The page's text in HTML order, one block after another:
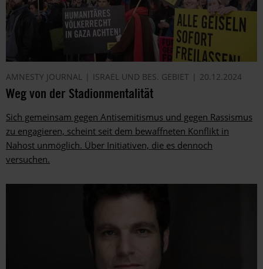
AMNESTY JOURNAL ISRAEL UND BES. GEBIET 20.12.2024
Weg von der Stadionmentalität
Sich gemeinsam gegen Antisemitismus und gegen Rassismus
zu engagieren, scheint seit dem bewaffneten Konflikt in
Nahost unmöglich. Über Initiativen, die es dennoch
versuchen.